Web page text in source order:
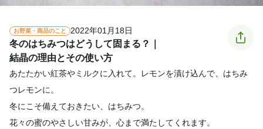
お野菜・商品のこと 2022年01月18日
冬のはちみつはどうして固まる？｜
結晶の理由とその使い方
あたたかい紅茶やミルクに入れて。レモンを漬け込んで、はちみ
つレモンに。
冬にこそ備えておきたい、はちみつ。
花々の蜜のやさしい甘みが、心まで満たしてくれます。